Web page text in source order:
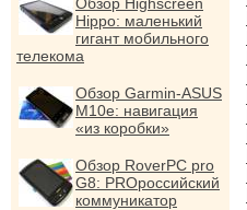
Hippo: маленький
гигант мобильного
телекома
Обзор Garmin-ASUS
M10e: навигация
«из коробки»
Обзор RoverPC pro
G8: PROроссийский
коммуникатор